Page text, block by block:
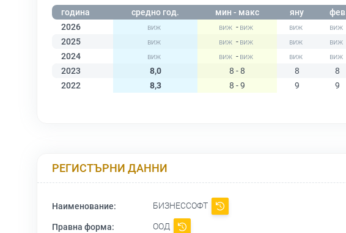
година средно год. мин - макс яну фев
2026
-
2025
-
2024
-
2023
8,0 8 - 8 8 8
2022
8,3 8 - 9 9 9
РЕГИСТЪРНИ ДАННИ
Наименование: БИЗНЕССОФТ
Правна форма:
ООД